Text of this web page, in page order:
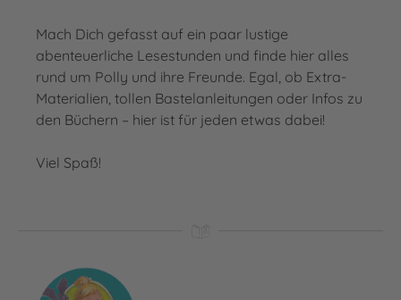
Mach Dich gefasst auf ein paar lustige
abenteuerliche Lesestunden und finde hier alles
rund um Polly und ihre Freunde. Egal, ob Extra-
Materialien, tollen Bastelanleitungen oder Infos zu
den Büchern – hier ist für jeden etwas dabei!
Viel Spaß!